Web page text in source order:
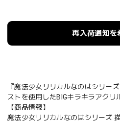
再入荷通知を
『魔法少女リリカルなのはシリー
ストを使用したBIGキラキラアクリ
【商品情報】
魔法少女リリカルなのはシリーズ